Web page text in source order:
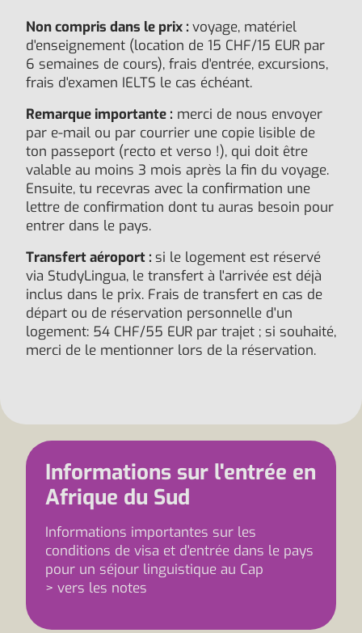
Non compris dans le prix : voyage, matériel
d'enseignement (location de 15 CHF/15 EUR par
6 semaines de cours), frais d'entrée, excursions,
frais d'examen IELTS le cas échéant.
Remarque importante : merci de nous envoyer
par e-mail ou par courrier une copie lisible de
ton passeport (recto et verso !), qui doit être
valable au moins 3 mois après la fin du voyage.
Ensuite, tu recevras avec la confirmation une
lettre de confirmation dont tu auras besoin pour
entrer dans le pays.
Transfert aéroport : si le logement est réservé
via StudyLingua, le transfert à l'arrivée est déjà
inclus dans le prix. Frais de transfert en cas de
départ ou de réservation personnelle d'un
logement: 54 CHF/55 EUR par trajet ; si souhaité,
merci de le mentionner lors de la réservation.
Informations sur l'entrée en
Afrique du Sud
Informations importantes sur les
conditions de visa et d'entrée dans le pays
pour un séjour linguistique au Cap
> vers les notes